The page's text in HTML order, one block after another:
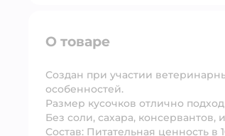
О товаре
Создан при участии
особенностей.
Размер кусочков отлично
Без соли, сахара, консервантов,
Состав: Питательная ценность в